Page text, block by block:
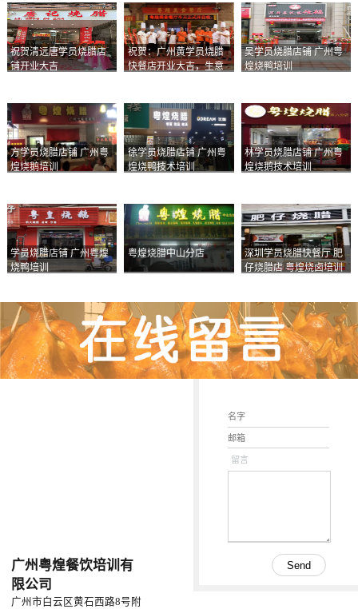
祝贺清远唐学员烧腊店
铺开业大吉
祝贺：广州黄学员烧腊
快餐店开业大吉，生意
吴学员烧腊店铺 广州粤
煌烧鸭培训
方学员烧腊店铺 广州粤
煌烧鹅培训
徐学员烧腊店铺 广州粤
煌烧鸭技术培训
林学员烧腊店铺 广州粤
煌烧鹅技术培训
学员烧腊店铺 广州粤煌
烧鸭培训
粤煌烧腊中山分店
深圳学员烧腊快餐厅 肥
仔烧腊店 粤煌烧卤培训
广州粤煌餐饮培训有
限公司
广州市白云区黄石西路8号附
留言